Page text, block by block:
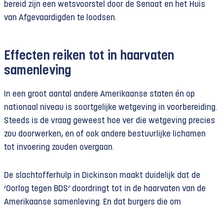
bereid zijn een wetsvoorstel door de Senaat en het Huis
van Afgevaardigden te loodsen.
Effecten reiken tot in haarvaten
samenleving
In een groot aantal andere Amerikaanse staten én op
nationaal niveau is soortgelijke wetgeving in voorbereiding.
Steeds is de vraag geweest hoe ver die wetgeving precies
zou doorwerken, en of ook andere bestuurlijke lichamen
tot invoering zouden overgaan.
De slachtofferhulp in Dickinson maakt duidelijk dat de
‘Oorlog tegen BDS’ doordringt tot in de haarvaten van de
Amerikaanse samenleving. En dat burgers die om